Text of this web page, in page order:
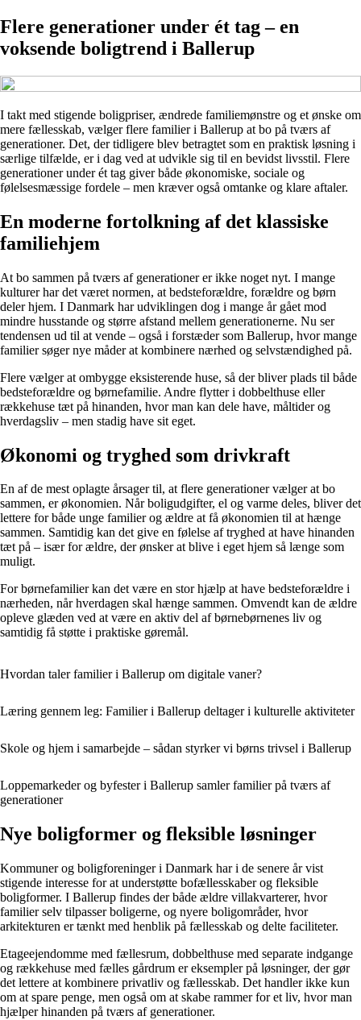
Flere generationer under ét tag – en
voksende boligtrend i Ballerup
I takt med stigende boligpriser, ændrede familiemønstre og et ønske om
mere fællesskab, vælger flere familier i Ballerup at bo på tværs af
generationer. Det, der tidligere blev betragtet som en praktisk løsning i
særlige tilfælde, er i dag ved at udvikle sig til en bevidst livsstil. Flere
generationer under ét tag giver både økonomiske, sociale og
følelsesmæssige fordele – men kræver også omtanke og klare aftaler.
En moderne fortolkning af det klassiske
familiehjem
At bo sammen på tværs af generationer er ikke noget nyt. I mange
kulturer har det været normen, at bedsteforældre, forældre og børn
deler hjem. I Danmark har udviklingen dog i mange år gået mod
mindre husstande og større afstand mellem generationerne. Nu ser
tendensen ud til at vende – også i forstæder som Ballerup, hvor mange
familier søger nye måder at kombinere nærhed og selvstændighed på.
Flere vælger at ombygge eksisterende huse, så der bliver plads til både
bedsteforældre og børnefamilie. Andre flytter i dobbelthuse eller
rækkehuse tæt på hinanden, hvor man kan dele have, måltider og
hverdagsliv – men stadig have sit eget.
Økonomi og tryghed som drivkraft
En af de mest oplagte årsager til, at flere generationer vælger at bo
sammen, er økonomien. Når boligudgifter, el og varme deles, bliver det
lettere for både unge familier og ældre at få økonomien til at hænge
sammen. Samtidig kan det give en følelse af tryghed at have hinanden
tæt på – især for ældre, der ønsker at blive i eget hjem så længe som
muligt.
For børnefamilier kan det være en stor hjælp at have bedsteforældre i
nærheden, når hverdagen skal hænge sammen. Omvendt kan de ældre
opleve glæden ved at være en aktiv del af børnebørnenes liv og
samtidig få støtte i praktiske gøremål.
Hvordan taler familier i Ballerup om digitale vaner?
Læring gennem leg: Familier i Ballerup deltager i kulturelle aktiviteter
Skole og hjem i samarbejde – sådan styrker vi børns trivsel i Ballerup
Loppemarkeder og byfester i Ballerup samler familier på tværs af
generationer
Nye boligformer og fleksible løsninger
Kommuner og boligforeninger i Danmark har i de senere år vist
stigende interesse for at understøtte bofællesskaber og fleksible
boligformer. I Ballerup findes der både ældre villakvarterer, hvor
familier selv tilpasser boligerne, og nyere boligområder, hvor
arkitekturen er tænkt med henblik på fællesskab og delte faciliteter.
Etageejendomme med fællesrum, dobbelthuse med separate indgange
og rækkehuse med fælles gårdrum er eksempler på løsninger, der gør
det lettere at kombinere privatliv og fællesskab. Det handler ikke kun
om at spare penge, men også om at skabe rammer for et liv, hvor man
hjælper hinanden på tværs af generationer.